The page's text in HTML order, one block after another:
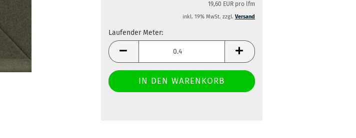
19,60 EUR pro lfm
inkl. 19% MwSt. zzgl. Versand
Laufender Meter:
Laufender
Meter